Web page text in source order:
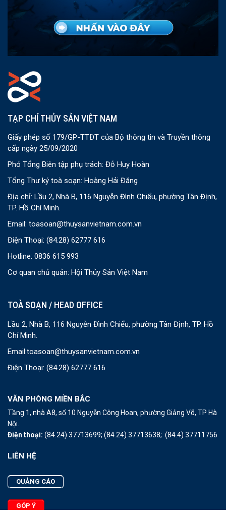
TẠP CHÍ THỦY SẢN VIỆT NAM
Giấy phép số 179/GP-TTĐT của Bộ thông tin và Truyền thông
cấp ngày 25/09/2020
Phó Tổng Biên tập phụ trách: Đỗ Huy Hoàn
Tổng Thư ký toà soạn: Hoàng Hải Đăng
Địa chỉ: Lầu 2, Nhà B, 116 Nguyễn Đình Chiểu, phường Tân Định,
TP. Hồ Chí Minh.
Email: toasoan@thuysanvietnam.com.vn
Điện Thoại: (84.28) 62777 616
Hotline: 0836 615 993
Cơ quan chủ quản: Hội Thủy Sản Việt Nam
TOÀ SOẠN / HEAD OFFICE
Lầu 2, Nhà B, 116 Nguyễn Đình Chiểu, phường Tân Định, TP. Hồ
Chí Minh.
Email:toasoan@thuysanvietnam.com.vn
Điện Thoại: (84.28) 62777 616
VĂN PHÒNG MIỀN BẮC
Tầng 1, nhà A8, số 10 Nguyễn Công Hoan, phường Giảng Võ, TP Hà
Nội.
Điện thoại: (84.24) 37713699; (84.24) 37713638; (84.4) 37711756
LIÊN HỆ
QUẢNG CÁO
GÓP Ý